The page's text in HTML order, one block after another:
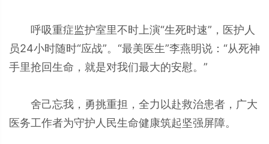
呼吸重症监护室里不时上演“生死时速”，医护人
员24小时随时“应战”。“最美医生”李燕明说：“从死神
手里抢回生命，就是对我们最大的安慰。”
舍己忘我，勇挑重担，全力以赴救治患者，广大
医务工作者为守护人民生命健康筑起坚强屏障。